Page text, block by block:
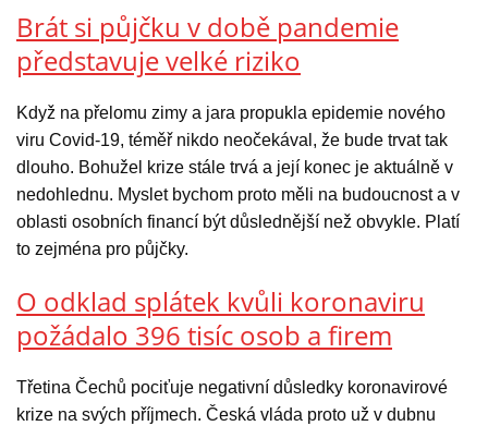
Brát si půjčku v době pandemie
představuje velké riziko
Když na přelomu zimy a jara propukla epidemie nového
viru Covid-19, téměř nikdo neočekával, že bude trvat tak
dlouho. Bohužel krize stále trvá a její konec je aktuálně v
nedohlednu. Myslet bychom proto měli na budoucnost a v
oblasti osobních financí být důslednější než obvykle. Platí
to zejména pro půjčky.
O odklad splátek kvůli koronaviru
požádalo 396 tisíc osob a firem
Třetina Čechů pociťuje negativní důsledky koronavirové
krize na svých příjmech. Česká vláda proto už v dubnu